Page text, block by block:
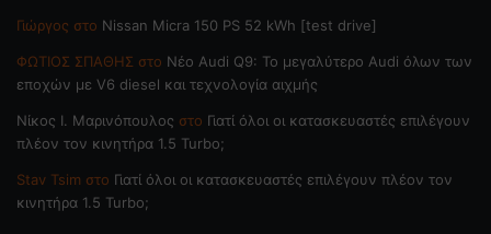
Γιώργος στο Nissan Micra 150 PS 52 kWh [test drive]
ΦΩΤΙΟΣ ΣΠΑΘΗΣ στο Νέο Audi Q9: Το μεγαλύτερο Audi όλων των
εποχών με V6 diesel και τεχνολογία αιχμής
Nίκος Ι. Mαρινόπουλος στο Γιατί όλοι οι κατασκευαστές επιλέγουν
πλέον τον κινητήρα 1.5 Turbo;
Stav Tsim στο Γιατί όλοι οι κατασκευαστές επιλέγουν πλέον τον
κινητήρα 1.5 Turbo;